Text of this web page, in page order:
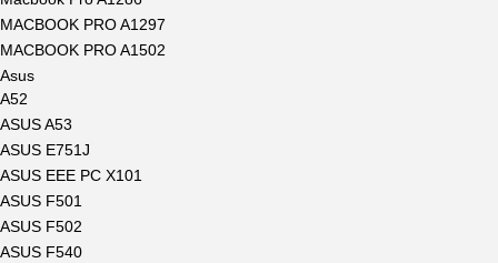
MACBOOK PRO A1297
MACBOOK PRO A1502
Asus
A52
ASUS A53
ASUS E751J
ASUS EEE PC X101
ASUS F501
ASUS F502
ASUS F540